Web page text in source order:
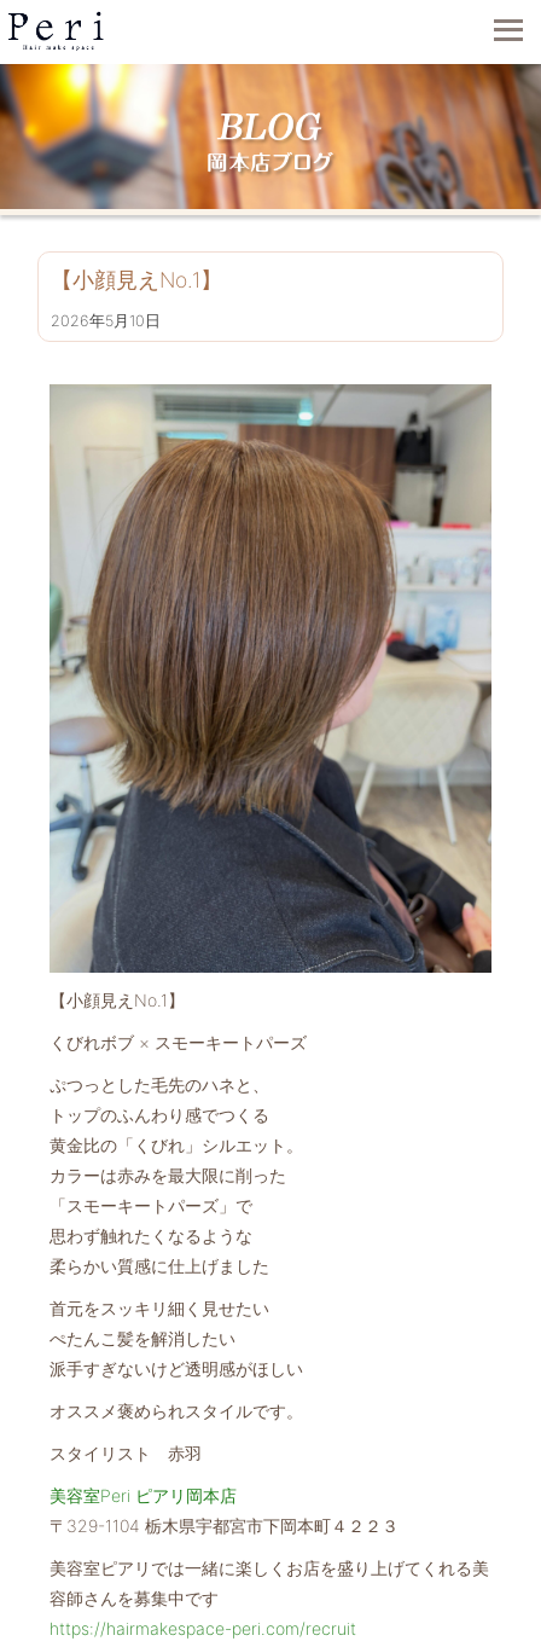
【小顔見えNo.1】
2026年5月10日
【小顔見えNo.1】
くびれボブ × スモーキートパーズ
ぷつっとした毛先のハネと、
トップのふんわり感でつくる
黄金比の「くびれ」シルエット。
カラーは赤みを最大限に削った
「スモーキートパーズ」で
思わず触れたくなるような
柔らかい質感に仕上げました
首元をスッキリ細く見せたい
ぺたんこ髪を解消したい
派手すぎないけど透明感がほしい
オススメ褒められスタイルです。
スタイリスト 赤羽
美容室Peri ピアリ岡本店
〒329-1104 栃木県宇都宮市下岡本町４２２３
美容室ピアリでは一緒に楽しくお店を盛り上げてくれる美
容師さんを募集中です
https://hairmakespace-peri.com/recruit